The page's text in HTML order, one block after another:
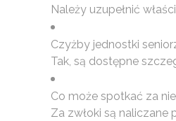
Należy uzupełnić
Czyżby jednostki
Tak, są dostępne
Co może spotkać za
Za zwłoki są